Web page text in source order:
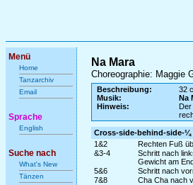
Menü
Home
Tanzarchiv
Email
Sprache
English
Suche nach
What's New
Tänzen
Na Mara
Choreographie: Maggie
Beschreibung:
32
Musik:
Na
Hinweis:
Der
Cross-side-behind-side-
1&2
Rechten Fuß
&3-4
Schritt nach
Gewicht am
5&6
Schritt nach
7&8
Cha Cha nach